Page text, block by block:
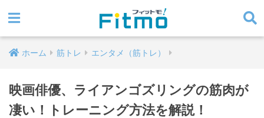
ホーム 筋トレ エンタメ（筋トレ）
映画俳優、ライアンゴズリングの筋肉が
凄い！トレーニング方法を解説！